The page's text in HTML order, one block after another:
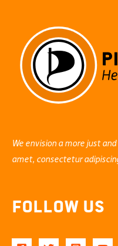
Staatstrojaner
fordern,
wundern
We envision a more just
amet, consectetur
Follow Us